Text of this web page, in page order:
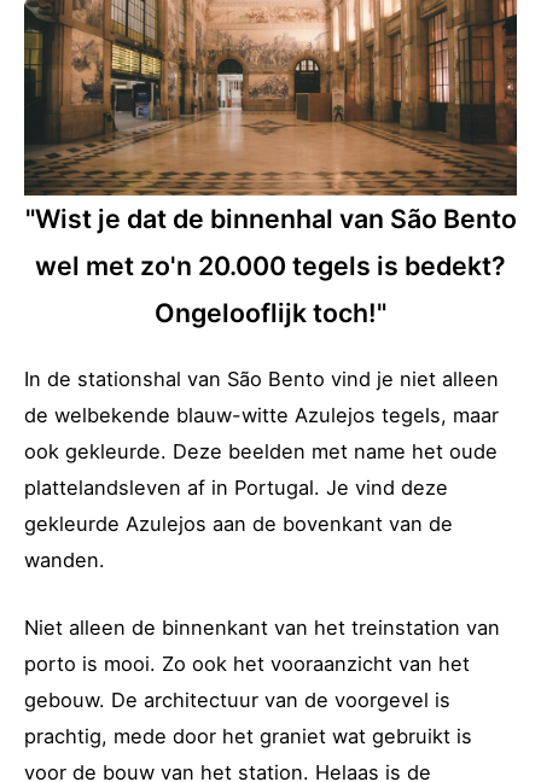
"Wist je dat de binnenhal van São Bento
wel met zo'n 20.000 tegels is bedekt?
Ongelooflijk toch!"
In de stationshal van São Bento vind je niet alleen
de welbekende blauw-witte Azulejos tegels, maar
ook gekleurde. Deze beelden met name het oude
plattelandsleven af in Portugal. Je vind deze
gekleurde Azulejos aan de bovenkant van de
wanden.
Niet alleen de binnenkant van het treinstation van
porto is mooi. Zo ook het vooraanzicht van het
gebouw. De architectuur van de voorgevel is
prachtig, mede door het graniet wat gebruikt is
voor de bouw van het station. Helaas is de